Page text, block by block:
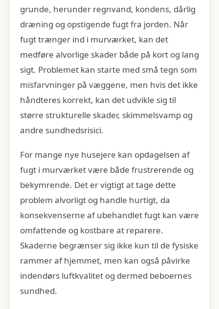
grunde, herunder regnvand, kondens, dårlig
dræning og opstigende fugt fra jorden. Når
fugt trænger ind i murværket, kan det
medføre alvorlige skader både på kort og lang
sigt. Problemet kan starte med små tegn som
misfarvninger på væggene, men hvis det ikke
håndteres korrekt, kan det udvikle sig til
større strukturelle skader, skimmelsvamp og
andre sundhedsrisici.
For mange nye husejere kan opdagelsen af
fugt i murværket være både frustrerende og
bekymrende. Det er vigtigt at tage dette
problem alvorligt og handle hurtigt, da
konsekvenserne af ubehandlet fugt kan være
omfattende og kostbare at reparere.
Skaderne begrænser sig ikke kun til de fysiske
rammer af hjemmet, men kan også påvirke
indendørs luftkvalitet og dermed beboernes
sundhed.